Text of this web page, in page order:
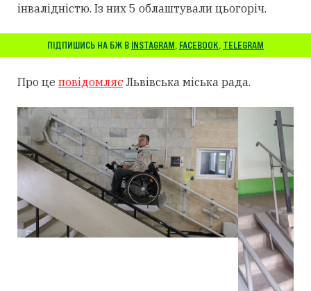
інвалідністю. Із них 5 облаштували цьогоріч.
ПІДПИШИСЬ НА БЖ В INSTAGRAM, FACEBOOK, TELEGRAM
Про це повідомляєЛьвівська міська рада.